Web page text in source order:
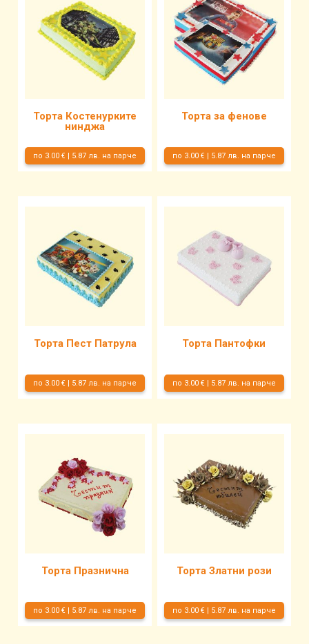
Торта Костенурките
нинджа
по 3.00 € | 5.87 лв. на парче
Торта за фенове
по 3.00 € | 5.87 лв. на парче
Торта Пест Патрула
по 3.00 € | 5.87 лв. на парче
Торта Пантофки
по 3.00 € | 5.87 лв. на парче
Торта Празнична
по 3.00 € | 5.87 лв. на парче
Торта Златни рози
по 3.00 € | 5.87 лв. на парче